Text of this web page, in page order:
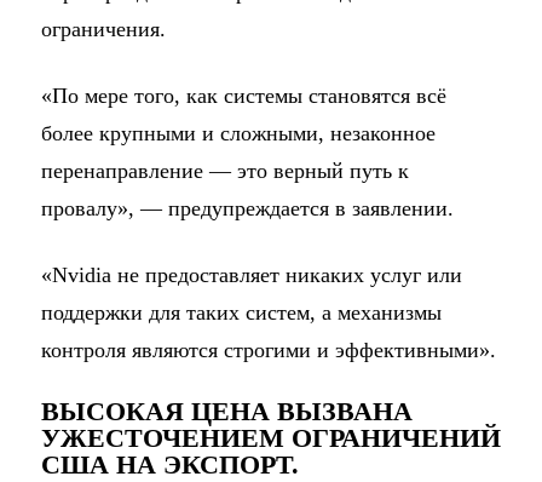
ограничения.
«По мере того, как системы становятся всё
более крупными и сложными, незаконное
перенаправление — это верный путь к
провалу», — предупреждается в заявлении.
«Nvidia не предоставляет никаких услуг или
поддержки для таких систем, а механизмы
контроля являются строгими и эффективными».
ВЫСОКАЯ ЦЕНА ВЫЗВАНА
УЖЕСТОЧЕНИЕМ ОГРАНИЧЕНИЙ
США НА ЭКСПОРТ.